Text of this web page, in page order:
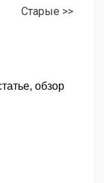
Старые >>
обзор